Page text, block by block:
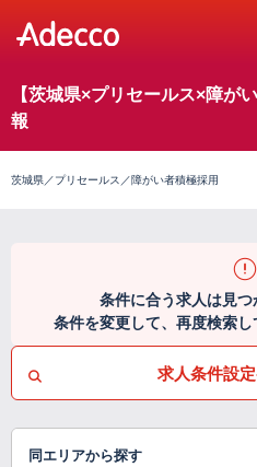
【茨城県×プリセールス×障が
報
茨城県／プリセールス／障がい者積極採用
条件に合う求人は見つ
条件を変更して、再度検索し
求人条件設
同エリアから探す